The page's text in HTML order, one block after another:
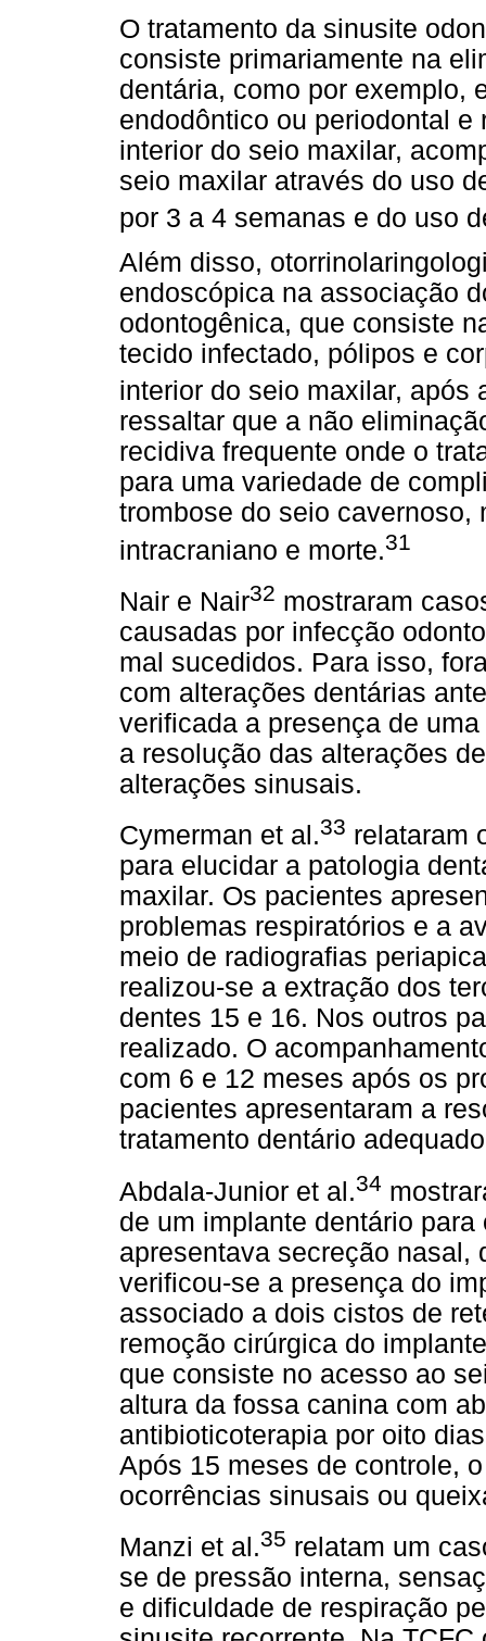
O tratamento da sinusite
consiste primariamente na
dentária, como por exemplo,
endodôntico ou periodontal
interior do seio maxilar,
seio maxilar através do uso
por 3 a 4 semanas e do uso
Além disso,
endoscópica na associação
odontogênica, que consiste
tecido infectado, pólipos e
interior do seio maxilar, após
ressaltar que a não
recidiva frequente onde o
para uma variedade de
trombose do seio
intracraniano e morte.31
Nair e Nair32 mostraram
causadas por infecção
mal sucedidos. Para isso,
com alterações dentárias
verificada a presença de
a resolução das alterações
alterações sinusais.
Cymerman et al.33 relataram
para elucidar a patologia
maxilar. Os pacientes
problemas respiratórios e a
meio de radiografias
realizou-se a extração dos
dentes 15 e 16. Nos outros
realizado. O
com 6 e 12 meses após os
pacientes apresentaram a
tratamento dentário
Abdala-Junior et al.34
de um implante dentário
apresentava secreção nasal,
verificou-se a presença do
associado a dois cistos de
remoção cirúrgica do
que consiste no acesso ao
altura da fossa canina com
antibioticoterapia por oito
Após 15 meses de controle,
ocorrências sinusais ou
Manzi et al.35 relatam um
se de pressão interna,
e dificuldade de respiração